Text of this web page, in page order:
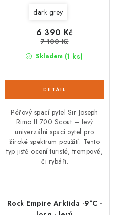
dark grey
Skladem (1 ks)
6 390 Kč
7 100 Kč
Péřový spací pytel Sir Joseph
Rimo II 700 Scout – levý
univerzální spací pytel pro
široké spektrum použití. Tento
typ jistě ocení turisté, trempové,
či rybáři.
Rock Empire Arktida -9°C -